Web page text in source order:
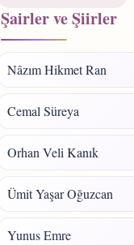
Şairler ve Şiirler
Nâzım Hikmet Ran
Cemal Süreya
Orhan Veli Kanık
Ümit Yaşar Oğuzcan
Yunus Emre